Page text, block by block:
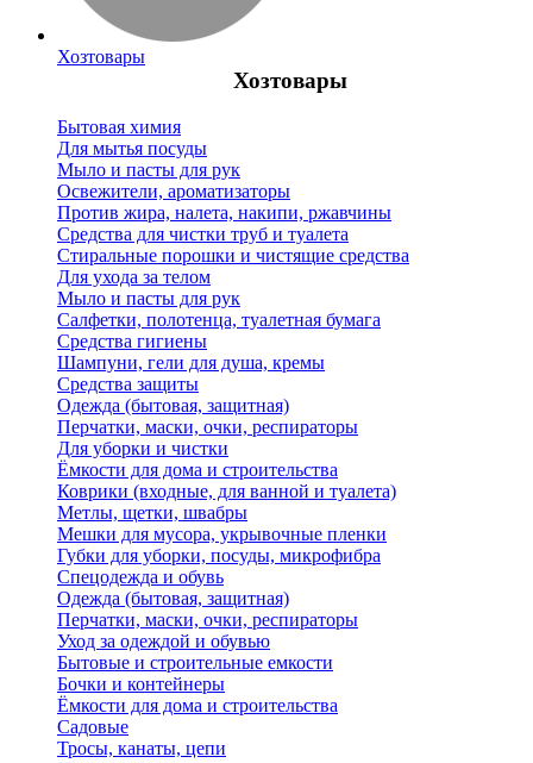
Хозтовары
Хозтовары
Бытовая химия
Для мытья посуды
Мыло и пасты для рук
Освежители, ароматизаторы
Против жира, налета, накипи, ржавчины
Средства для чистки труб и туалета
Стиральные порошки и чистящие средства
Для ухода за телом
Мыло и пасты для рук
Салфетки, полотенца, туалетная бумага
Средства гигиены
Шампуни, гели для душа, кремы
Средства защиты
Одежда (бытовая, защитная)
Перчатки, маски, очки, респираторы
Для уборки и чистки
Ёмкости для дома и строительства
Коврики (входные, для ванной и туалета)
Метлы, щетки, швабры
Мешки для мусора, укрывочные пленки
Губки для уборки, посуды, микрофибра
Спецодежда и обувь
Одежда (бытовая, защитная)
Перчатки, маски, очки, респираторы
Уход за одеждой и обувью
Бытовые и строительные емкости
Бочки и контейнеры
Ёмкости для дома и строительства
Садовые
Тросы, канаты, цепи